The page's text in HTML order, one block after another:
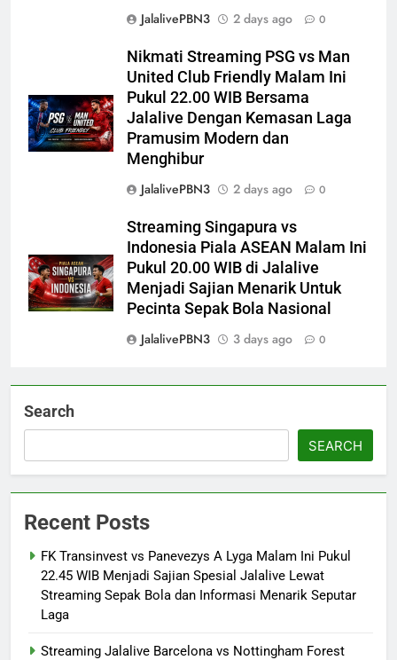
JalalivePBN3
2 days ago 0
Nikmati Streaming PSG vs Man
United Club Friendly Malam Ini
Pukul 22.00 WIB Bersama
Jalalive Dengan Kemasan Laga
Pramusim Modern dan
Menghibur
JalalivePBN3
2 days ago 0
Streaming Singapura vs
Indonesia Piala ASEAN Malam Ini
Pukul 20.00 WIB di Jalalive
Menjadi Sajian Menarik Untuk
Pecinta Sepak Bola Nasional
JalalivePBN3
3 days ago 0
Search
SEARCH
Recent Posts
FK Transinvest vs Panevezys A Lyga Malam Ini Pukul
22.45 WIB Menjadi Sajian Spesial Jalalive Lewat
Streaming Sepak Bola dan Informasi Menarik Seputar
Laga
Streaming Jalalive Barcelona vs Nottingham Forest